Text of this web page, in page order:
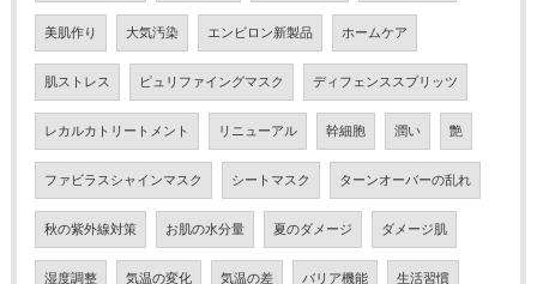
美肌作り 大気汚染 エンビロン新製品 ホームケア
肌ストレス ピュリファイングマスク ディフェンススプリッツ
レカルカトリートメント リニューアル 幹細胞 潤い 艶
ファビラスシャインマスク シートマスク ターンオーバーの乱れ
秋の紫外線対策 お肌の水分量 夏のダメージ ダメージ肌
湿度調整 気温の変化 気温の差 バリア機能 生活習慣